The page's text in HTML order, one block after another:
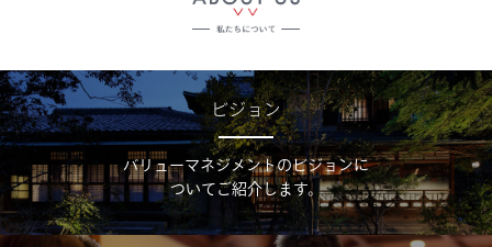
ビジョン
バリューマネジメントのビジョンに
ついてご紹介します。